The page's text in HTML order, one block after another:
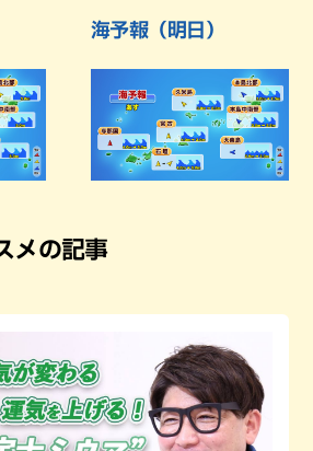
海予報（明日）
メの記事